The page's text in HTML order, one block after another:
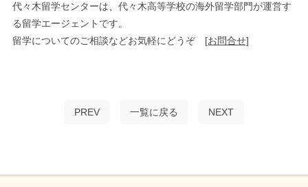
代々木留学センターは、代々木高等学校の海外留学部門が運営す
る留学エージェントです。
留学についてのご相談などお気軽にどうぞ [お問合せ]
PREV 一覧に戻る NEXT